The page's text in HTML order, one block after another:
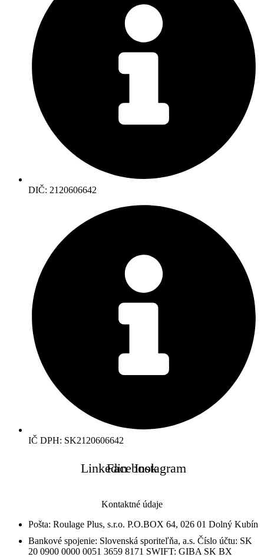
DIČ: 2120606642
IČ DPH: SK2120606642
LinkedinFacebookInstagram
Kontaktné údaje
Pošta: Roulage Plus, s.r.o. P.O.BOX 64, 026 01 Dolný Kubín
Bankové spojenie: Slovenská sporiteľňa, a.s. Číslo účtu: SK
20 0900 0000 0051 3659 8171 SWIFT: GIBA SK BX